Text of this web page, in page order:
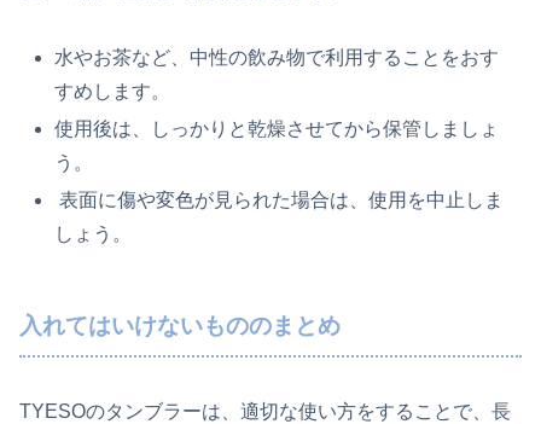
水やお茶など、中性の飲み物で利用することをおす
すめします。
使用後は、しっかりと乾燥させてから保管しましょ
う。
表面に傷や変色が見られた場合は、使用を中止しま
しょう。
入れてはいけないもののまとめ
TYESOのタンブラーは、適切な使い方をすることで、長